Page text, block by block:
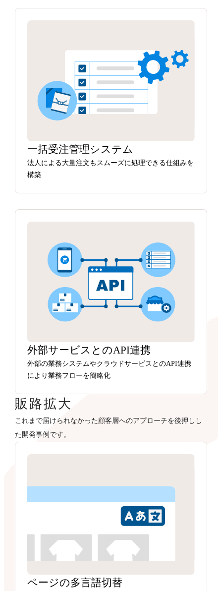
一括受注管理システム
法人による大量注文もスムーズに処理できる仕組みを
構築
外部サービスとのAPI連携
外部の業務システムやクラウドサービスとのAPI連携
により業務フローを簡略化
販路拡大
これまで届けられなかった顧客層へのアプローチを後押しし
た開発事例です。
ページの多言語切替